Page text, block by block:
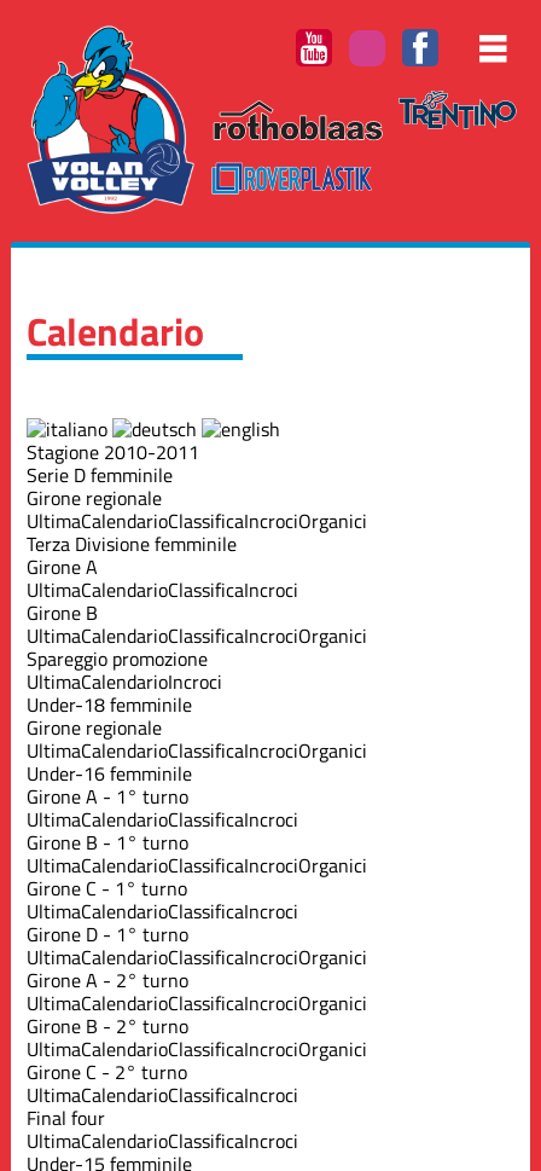
Calendario
Stagione 2010-2011
Serie D femminile
Girone regionale
UltimaCalendarioClassificaIncrociOrganici
Terza Divisione femminile
Girone A
UltimaCalendarioClassificaIncroci
Girone B
UltimaCalendarioClassificaIncrociOrganici
Spareggio promozione
UltimaCalendarioIncroci
Under-18 femminile
Girone regionale
UltimaCalendarioClassificaIncrociOrganici
Under-16 femminile
Girone A - 1° turno
UltimaCalendarioClassificaIncroci
Girone B - 1° turno
UltimaCalendarioClassificaIncrociOrganici
Girone C - 1° turno
UltimaCalendarioClassificaIncroci
Girone D - 1° turno
UltimaCalendarioClassificaIncrociOrganici
Girone A - 2° turno
UltimaCalendarioClassificaIncrociOrganici
Girone B - 2° turno
UltimaCalendarioClassificaIncrociOrganici
Girone C - 2° turno
UltimaCalendarioClassificaIncroci
Final four
UltimaCalendarioClassificaIncroci
Under-15 femminile